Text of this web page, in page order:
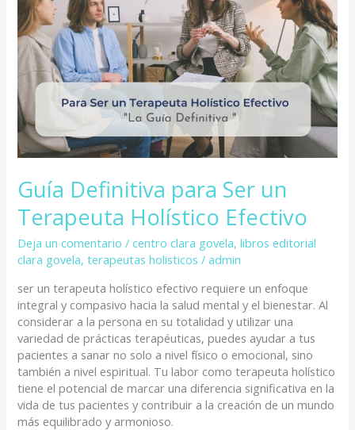
Guía Definitiva para Ser un
Terapeuta Holístico Efectivo
Deja un comentario /centro clara govela,libros editorial
clara govela,terapeutas holisticos /admin
ser un terapeuta holístico efectivo requiere un enfoque
integral y compasivo hacia la salud mental y el bienestar. Al
considerar a la persona en su totalidad y utilizar una
variedad de prácticas terapéuticas, puedes ayudar a tus
pacientes a sanar no solo a nivel físico o emocional, sino
también a nivel espiritual. Tu labor como terapeuta holístico
tiene el potencial de marcar una diferencia significativa en la
vida de tus pacientes y contribuir a la creación de un mundo
más equilibrado y armonioso.
un
Terapeuta
Holístico
Efectivo